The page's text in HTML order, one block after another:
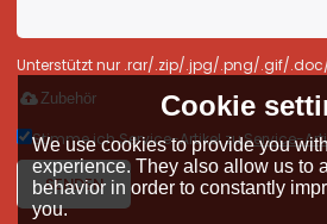
Unterstützt nur .rar/.zip/.jpg/.png/.gif/
Zubehör
Stimme ich Service-Artikel zu,Service-
SENDEN
Cookie
We use cookies to provide you
experience. They also allow us to
behavior in order to constantly
you.